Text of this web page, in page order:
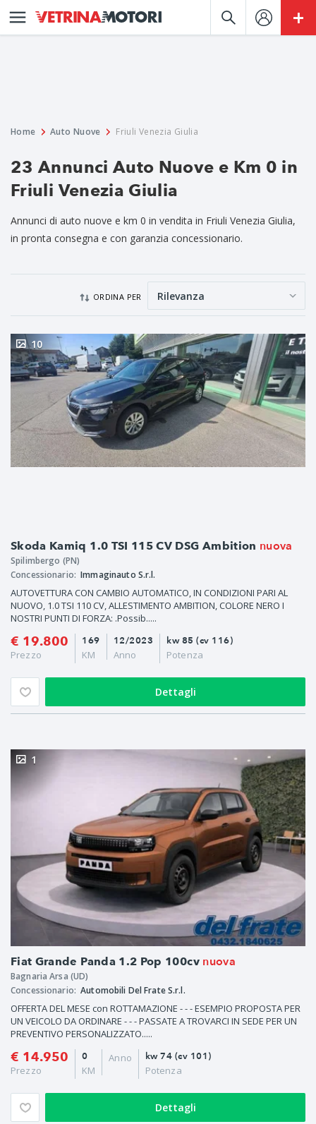
Home Auto Nuove Friuli Venezia Giulia
23 Annunci Auto Nuove e Km 0 in
Friuli Venezia Giulia
Annunci di auto nuove e km 0 in vendita in Friuli Venezia Giulia,
in pronta consegna e con garanzia concessionario.
ORDINA PER
Skoda Kamiq 1.0 TSI 115 CV DSG Ambition nuova
10
Spilimbergo (PN)
Concessionario: Immaginauto S.r.l.
AUTOVETTURA CON CAMBIO AUTOMATICO, IN CONDIZIONI PARI AL
NUOVO, 1.0 TSI 110 CV, ALLESTIMENTO AMBITION, COLORE NERO I
NOSTRI PUNTI DI FORZA: .Possib.....
€ 19.800
Prezzo
12/2023
Anno
169
KM
kw 85 (cv 116)
Potenza
Dettagli
Fiat Grande Panda 1.2 Pop 100cv nuova
1
Bagnaria Arsa (UD)
Concessionario: Automobili Del Frate S.r.l.
OFFERTA DEL MESE con ROTTAMAZIONE - - - ESEMPIO PROPOSTA PER
UN VEICOLO DA ORDINARE - - - PASSATE A TROVARCI IN SEDE PER UN
PREVENTIVO PERSONALIZZATO.....
€ 14.950
Prezzo
Anno
0
KM
kw 74 (cv 101)
Potenza
Dettagli